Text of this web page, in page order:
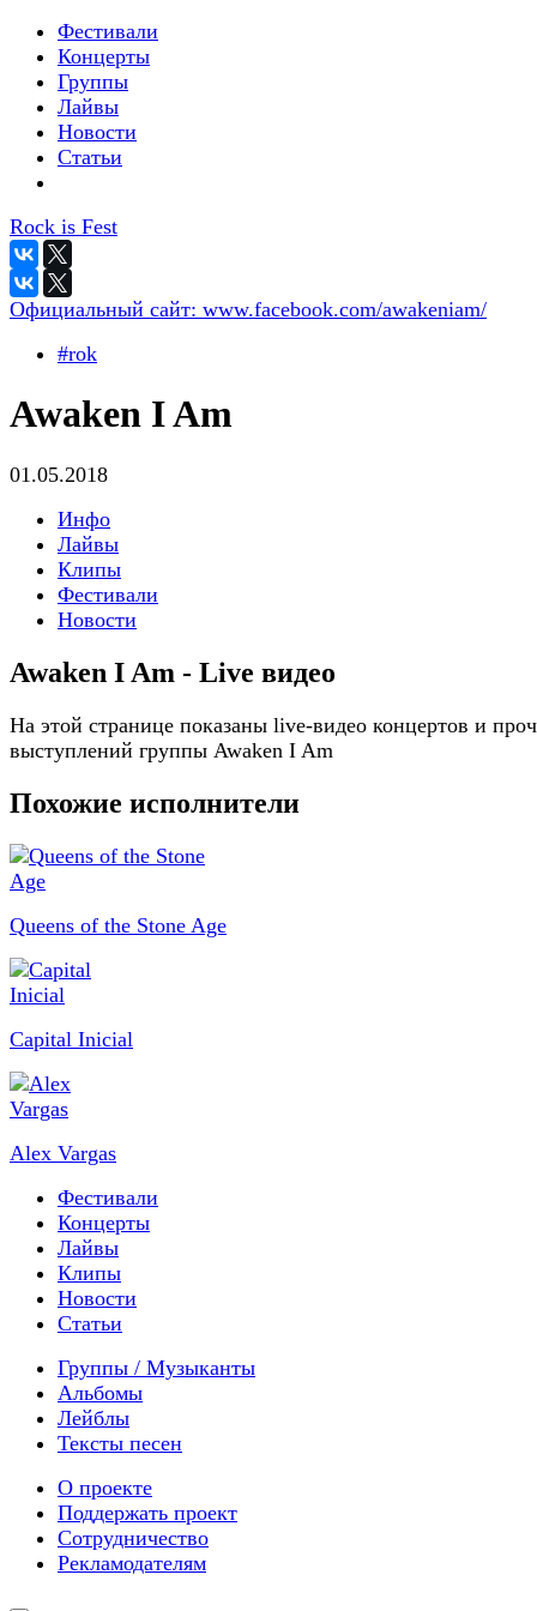
Фестивали
Концерты
Группы
Лайвы
Новости
Статьи
Rock is Fest
Официальный сайт: www.facebook.com/awakeniam/
#rok
Awaken I Am
01.05.2018
Инфо
Лайвы
Клипы
Фестивали
Новости
Awaken I Am - Live видео
На этой странице показаны live-видео концертов и
выступлений группы Awaken I Am
Похожие исполнители
Queens of the Stone Age
Capital Inicial
Alex Vargas
Фестивали
Концерты
Лайвы
Клипы
Новости
Статьи
Группы / Музыканты
Альбомы
Лейблы
Тексты песен
О проекте
Поддержать проект
Сотрудничество
Рекламодателям